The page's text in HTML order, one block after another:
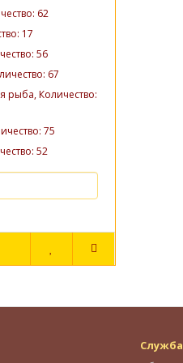
62
17
56
67
рыба, Количество:
75
52